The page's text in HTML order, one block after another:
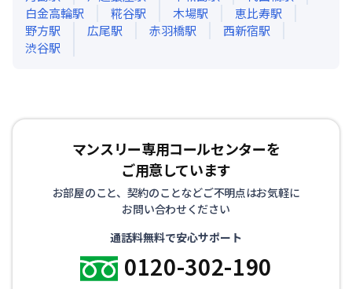
白金高輪駅 糀谷駅 木場駅 恵比寿駅
野方駅 広尾駅 赤羽橋駅 西新宿駅
渋谷駅
マンスリー専用コールセンターを
ご用意しています
お部屋のこと、契約のことなどご不明点はお気軽に
お問い合わせください
通話料無料で安心サポート
0120-302-190